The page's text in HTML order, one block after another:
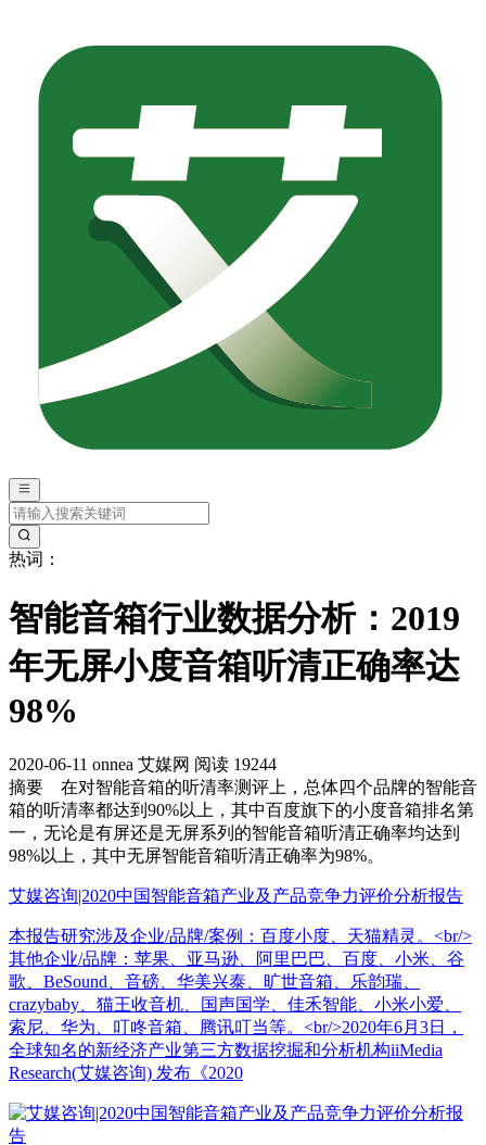
热词：
智能音箱行业数据分析：2019
年无屏小度音箱听清正确率达
98%
2020-06-11 onnea 艾媒网 阅读 19244
摘要 在对智能音箱的听清率测评上，总体四个品牌的智能音
箱的听清率都达到90%以上，其中百度旗下的小度音箱排名第
一，无论是有屏还是无屏系列的智能音箱听清正确率均达到
98%以上，其中无屏智能音箱听清正确率为98%。
艾媒咨询|2020中国智能音箱产业及产品竞争力评价分析报告
本报告研究涉及企业/品牌/案例：百度小度、天猫精灵。<br/>
其他企业/品牌：苹果、亚马逊、阿里巴巴、百度、小米、谷
歌、BeSound、音磅、华美兴泰、旷世音箱、乐韵瑞、
crazybaby、猫王收音机、国声国学、佳禾智能、小米小爱、
索尼、华为、叮咚音箱、腾讯叮当等。<br/>2020年6月3日，
全球知名的新经济产业第三方数据挖掘和分析机构iiMedia
Research(艾媒咨询) 发布《2020